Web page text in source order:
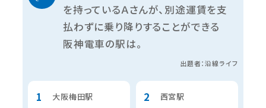
を持っているＡさんが、別途運賃を支
払わずに乗り降りすることができる
阪神電車の駅は。
出題者：沿線ライフ
大阪梅田駅 西宮駅